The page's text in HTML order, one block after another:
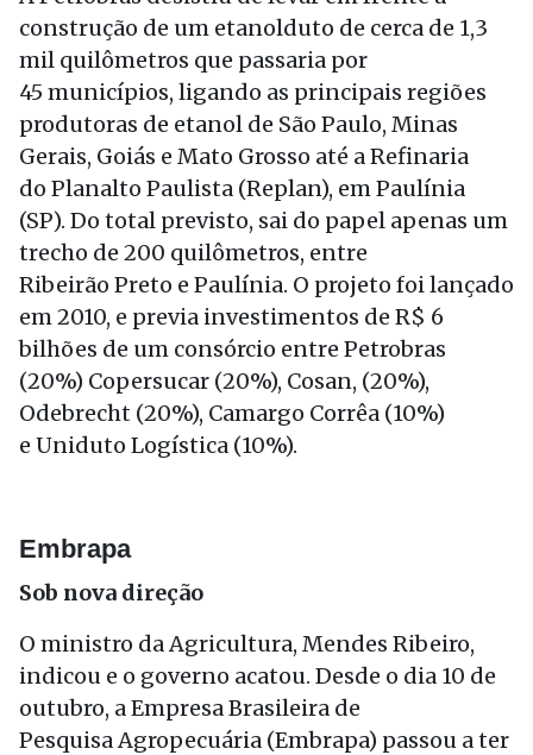
construção de um etanolduto de cerca de 1,3
mil quilômetros que passaria por
45 municípios, ligando as principais regiões
produtoras de etanol de São Paulo, Minas
Gerais, Goiás e Mato Grosso até a Refinaria
do Planalto Paulista (Replan), em Paulínia
(SP). Do total previsto, sai do papel apenas um
trecho de 200 quilômetros, entre
Ribeirão Preto e Paulínia. O projeto foi lançado
em 2010, e previa investimentos de R$ 6
bilhões de um consórcio entre Petrobras
(20%) Copersucar (20%), Cosan, (20%),
Odebrecht (20%), Camargo Corrêa (10%)
e Uniduto Logística (10%).
Embrapa
Sob nova direção
O ministro da Agricultura, Mendes Ribeiro,
indicou e o governo acatou. Desde o dia 10 de
outubro, a Empresa Brasileira de
Pesquisa Agropecuária (Embrapa) passou a ter